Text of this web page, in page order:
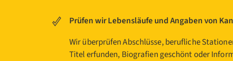
Prüfen wir Lebensläufe und Angaben von
Wir überprüfen Abschlüsse, berufliche
Titel erfunden, Biografien geschönt oder